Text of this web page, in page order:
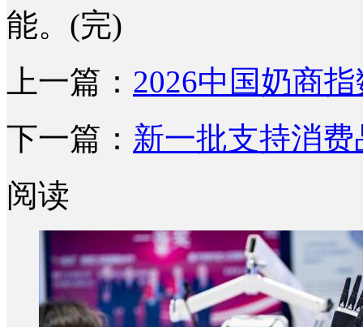
能。(完)
上一篇： 2026中国奶商
下一篇： 新一批支持消
阅读